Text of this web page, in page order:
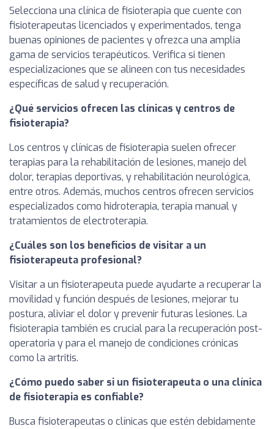
Selecciona una clínica de fisioterapia que cuente con
fisioterapeutas licenciados y experimentados, tenga
buenas opiniones de pacientes y ofrezca una amplia
gama de servicios terapéuticos. Verifica si tienen
especializaciones que se alineen con tus necesidades
específicas de salud y recuperación.
¿Qué servicios ofrecen las clínicas y centros de
fisioterapia?
Los centros y clínicas de fisioterapia suelen ofrecer
terapias para la rehabilitación de lesiones, manejo del
dolor, terapias deportivas, y rehabilitación neurológica,
entre otros. Además, muchos centros ofrecen servicios
especializados como hidroterapia, terapia manual y
tratamientos de electroterapia.
¿Cuáles son los beneficios de visitar a un
fisioterapeuta profesional?
Visitar a un fisioterapeuta puede ayudarte a recuperar la
movilidad y función después de lesiones, mejorar tu
postura, aliviar el dolor y prevenir futuras lesiones. La
fisioterapia también es crucial para la recuperación post-
operatoria y para el manejo de condiciones crónicas
como la artritis.
¿Cómo puedo saber si un fisioterapeuta o una clínica
de fisioterapia es confiable?
Busca fisioterapeutas o clínicas que estén debidamente